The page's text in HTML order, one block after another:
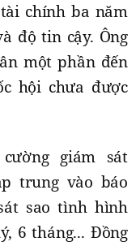
chính ba năm
độ tin cậy. Ông
một phần đến
hội chưa được
giám sát
trung vào báo
sao tình hình
6 tháng... Đồng